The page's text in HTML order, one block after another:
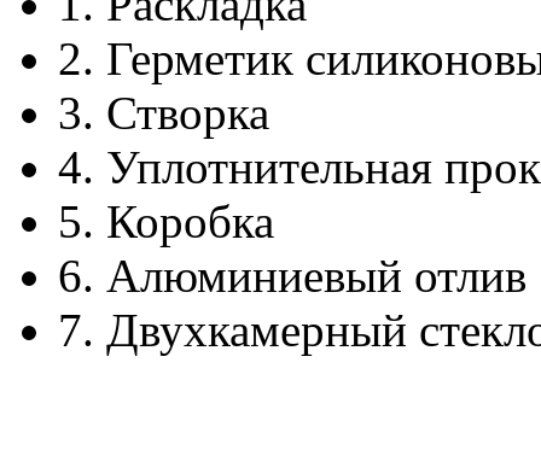
2. Герметик
3. Створка
4. Уплотнительная
5. Коробка
6. Алюминиевый отлив
7. Двухкамерный